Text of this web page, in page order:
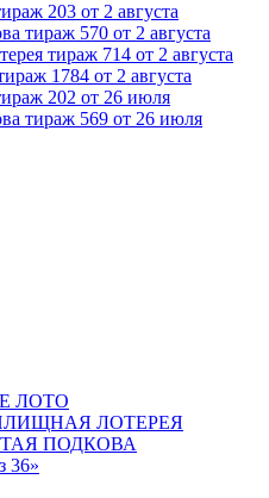
203 от 2 августа
тираж 570 от 2 августа
тираж 714 от 2 августа
1784 от 2 августа
202 от 26 июля
тираж 569 от 26 июля
ЛОТО
ЛОТЕРЕЯ
ПОДКОВА
36»